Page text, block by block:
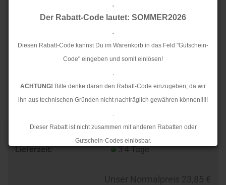
.
Der Rabatt-Code lautet: SOMMER2026
.
Diesen Rabatt-Code kannst Du im Warenkorb in das Feld "Gutschein-
Code" eingeben und somit einlösen!
.
ACHTUNG! Bitte denke daran den Rabatt-Code einzugeben, da wir
ihn aus technischen Gründen nicht nachträglich gewähren können!!!!!
.
Dieser Rabatt ist nicht zusammen mit anderen Rabatten oder
Gutschein-Codes einlösbar.
.
Lieferzeit:
3-4 Tage